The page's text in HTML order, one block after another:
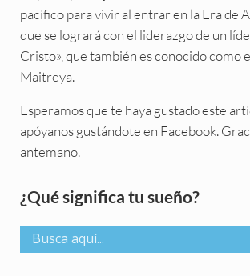
pacífico para vivir al entrar en la Era de
que se logrará con el liderazgo de un
Cristo», que también es conocido como
Maitreya.
Esperamos que te haya gustado este
apóyanos gustándote en Facebook.
antemano.
Sidebar
¿Qué significa tu sueño?